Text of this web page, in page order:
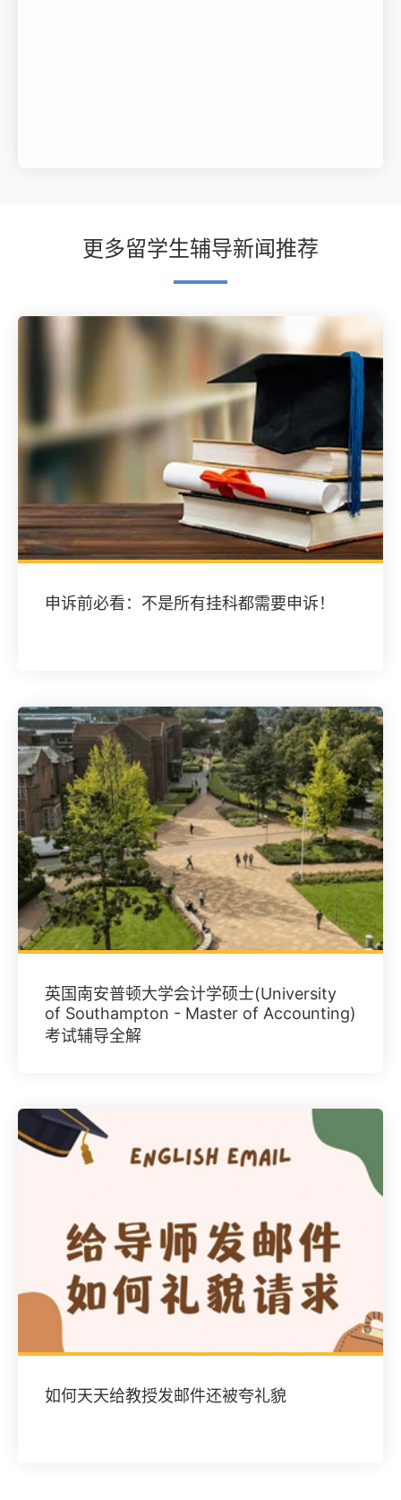
更多留学生辅导新闻推荐
申诉前必看：不是所有挂科都需要申诉！
英国南安普顿大学会计学硕士(University
of Southampton - Master of Accounting)
考试辅导全解
如何天天给教授发邮件还被夸礼貌